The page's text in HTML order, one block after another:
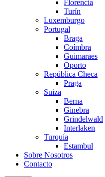
Florencia
Turín
Luxemburgo
Portugal
Braga
Coímbra
Guimaraes
Oporto
República Checa
Praga
Suiza
Berna
Ginebra
Grindelwald
Interlaken
Turquía
Estambul
Sobre Nosotros
Contacto